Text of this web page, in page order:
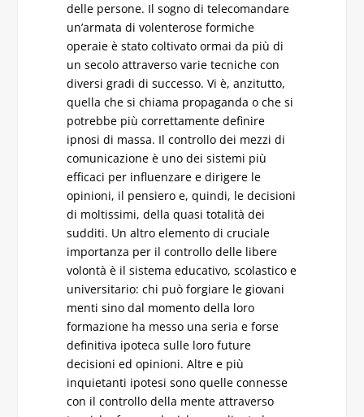
delle persone. Il sogno di telecomandare
un’armata di volenterose formiche
operaie è stato coltivato ormai da più di
un secolo attraverso varie tecniche con
diversi gradi di successo. Vi è, anzitutto,
quella che si chiama propaganda o che si
potrebbe più correttamente definire
ipnosi di massa. Il controllo dei mezzi di
comunicazione è uno dei sistemi più
efficaci per influenzare e dirigere le
opinioni, il pensiero e, quindi, le decisioni
di moltissimi, della quasi totalità dei
sudditi. Un altro elemento di cruciale
importanza per il controllo delle libere
volontà è il sistema educativo, scolastico e
universitario: chi può forgiare le giovani
menti sino dal momento della loro
formazione ha messo una seria e forse
definitiva ipoteca sulle loro future
decisioni ed opinioni. Altre e più
inquietanti ipotesi sono quelle connesse
con il controllo della mente attraverso